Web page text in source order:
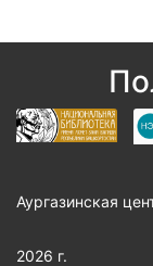
Аургазинская
2026 г.